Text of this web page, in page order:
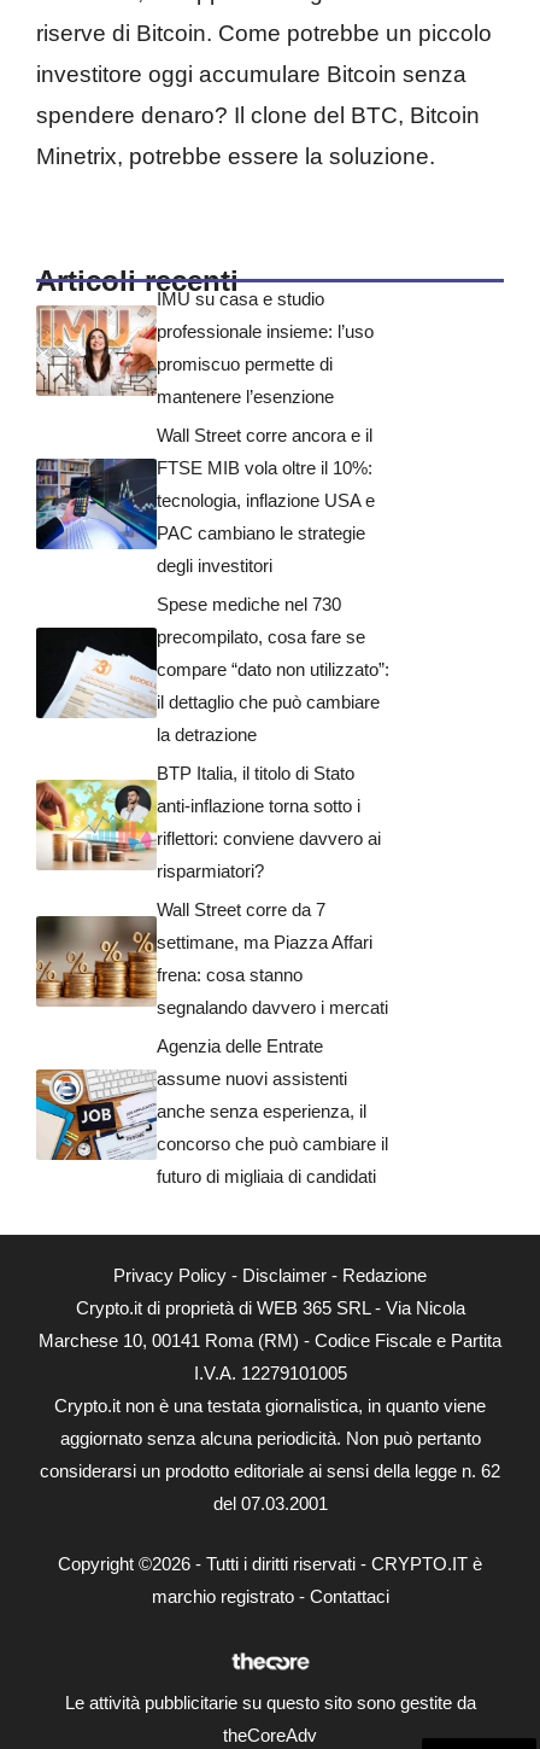
riserve di Bitcoin. Come potrebbe un piccolo
investitore oggi accumulare Bitcoin senza
spendere denaro? Il clone del BTC, Bitcoin
Minetrix, potrebbe essere la soluzione.
Articoli recenti
IMU su casa e studio
professionale insieme: l’uso
promiscuo permette di
mantenere l’esenzione
Wall Street corre ancora e il
FTSE MIB vola oltre il 10%:
tecnologia, inflazione USA e
PAC cambiano le strategie
degli investitori
Spese mediche nel 730
precompilato, cosa fare se
compare “dato non utilizzato”:
il dettaglio che può cambiare
la detrazione
BTP Italia, il titolo di Stato
anti-inflazione torna sotto i
riflettori: conviene davvero ai
risparmiatori?
Wall Street corre da 7
settimane, ma Piazza Affari
frena: cosa stanno
segnalando davvero i mercati
Agenzia delle Entrate
assume nuovi assistenti
anche senza esperienza, il
concorso che può cambiare il
futuro di migliaia di candidati
Privacy Policy - Disclaimer - Redazione
Crypto.it di proprietà di WEB 365 SRL - Via Nicola
Marchese 10, 00141 Roma (RM) - Codice Fiscale e Partita
I.V.A. 12279101005
Crypto.it non è una testata giornalistica, in quanto viene
aggiornato senza alcuna periodicità. Non può pertanto
considerarsi un prodotto editoriale ai sensi della legge n. 62
del 07.03.2001
Copyright ©2026 - Tutti i diritti riservati - CRYPTO.IT è
marchio registrato - Contattaci
Le attività pubblicitarie su questo sito sono gestite da
theCoreAdv